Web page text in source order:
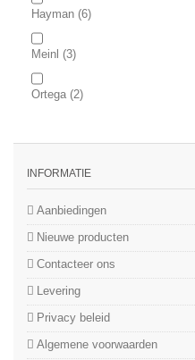
Hayman (6)
Meinl (3)
Ortega (2)
INFORMATIE
Aanbiedingen
Nieuwe producten
Contacteer ons
Levering
Privacy beleid
Algemene voorwaarden